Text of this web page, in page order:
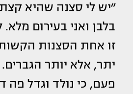
״יש לי סצנה שהיא
בלבן ואני בעירום
זו אחת הסצנות
יתר, אלא יותר
פעם, כי נולד וגדל פה